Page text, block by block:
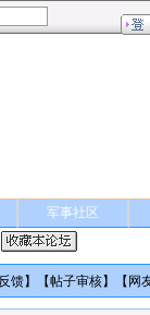
军事社区
馈】【帖子审核】【 网